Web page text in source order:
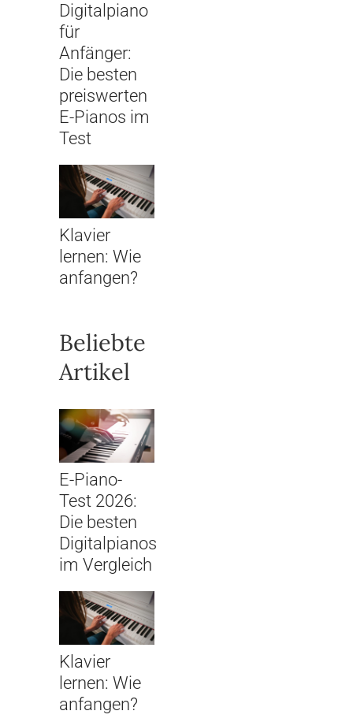
Digitalpiano
für
Anfänger:
Die besten
preiswerten
E-Pianos im
Test
Klavier
lernen: Wie
anfangen?
Beliebte
Artikel
E-Piano-
Test 2026:
Die besten
Digitalpianos
im Vergleich
Klavier
lernen: Wie
anfangen?